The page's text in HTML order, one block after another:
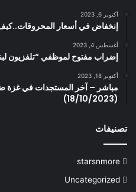
أكتوبر 6, 2023
إنخفاض في أسعار
أغسطس 4, 2023
إضراب مفتوح لموظفي “تلفزيون
أكتوبر 18, 2023
مباشر – آخر المستجدات في
(18/10/2023)
تصنيفات
starsnmore
Uncategorized